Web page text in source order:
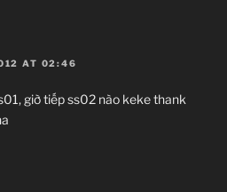
AT 02:46
giờ tiếp ss02 nào keke thank